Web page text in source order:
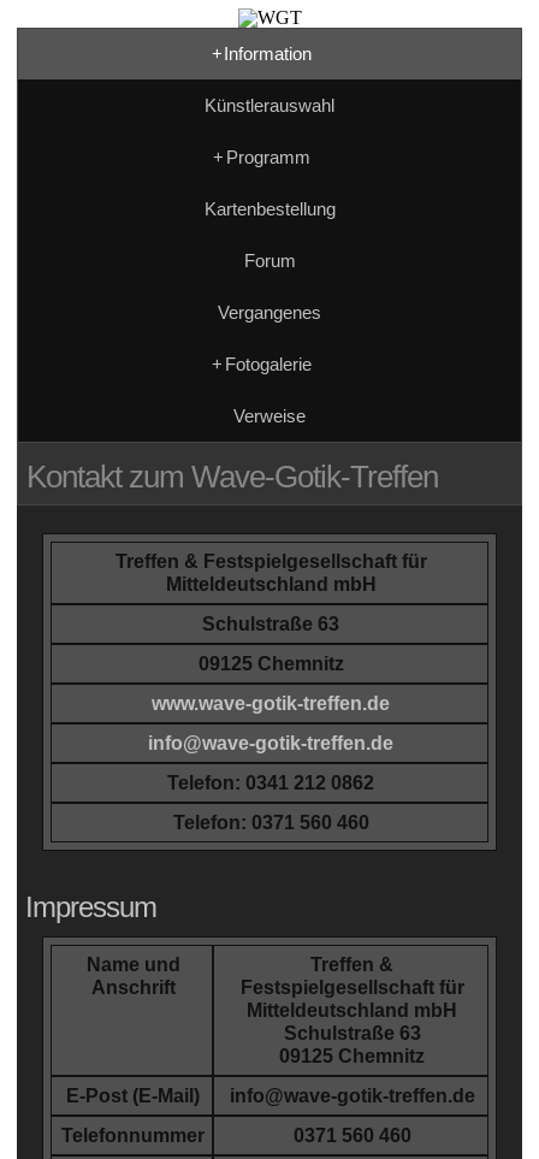
+Information
Künstlerauswahl
+ Programm
Kartenbestellung
Forum
Vergangenes
+ Fotogalerie
Verweise
Kontakt zum Wave-Gotik-Treffen
Treffen & Festspielgesellschaft für
Mitteldeutschland mbH
Schulstraße 63
09125 Chemnitz
www.wave-gotik-treffen.de
info@wave-gotik-treffen.de
Telefon: 0341 212 0862
Telefon: 0371 560 460
Impressum
Name und
Anschrift
Treffen &
Festspielgesellschaft für
Mitteldeutschland mbH
Schulstraße 63
09125 Chemnitz
E-Post (E-Mail)
info@wave-gotik-treffen.de
Telefonnummer
0371 560 460